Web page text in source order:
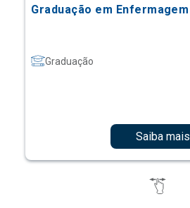
Graduação em Enfermagem
Graduação
Saiba mais